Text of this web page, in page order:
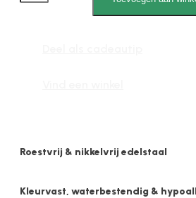
Roestvrij & nikkelvrij edelstaal
Kleurvast, waterbestendig &